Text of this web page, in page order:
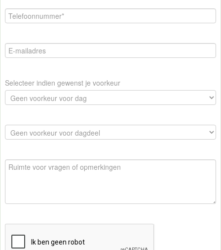
Selecteer indien gewenst je voorkeur